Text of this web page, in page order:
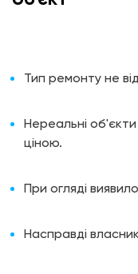
Тип ремонту не
Нереальні
ціною.
При огляді
Насправді